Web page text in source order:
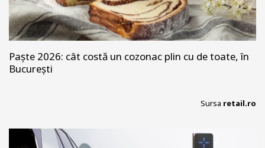
Paște 2026: cât costă un cozonac plin cu de toate, în
București
Sursa retail.ro